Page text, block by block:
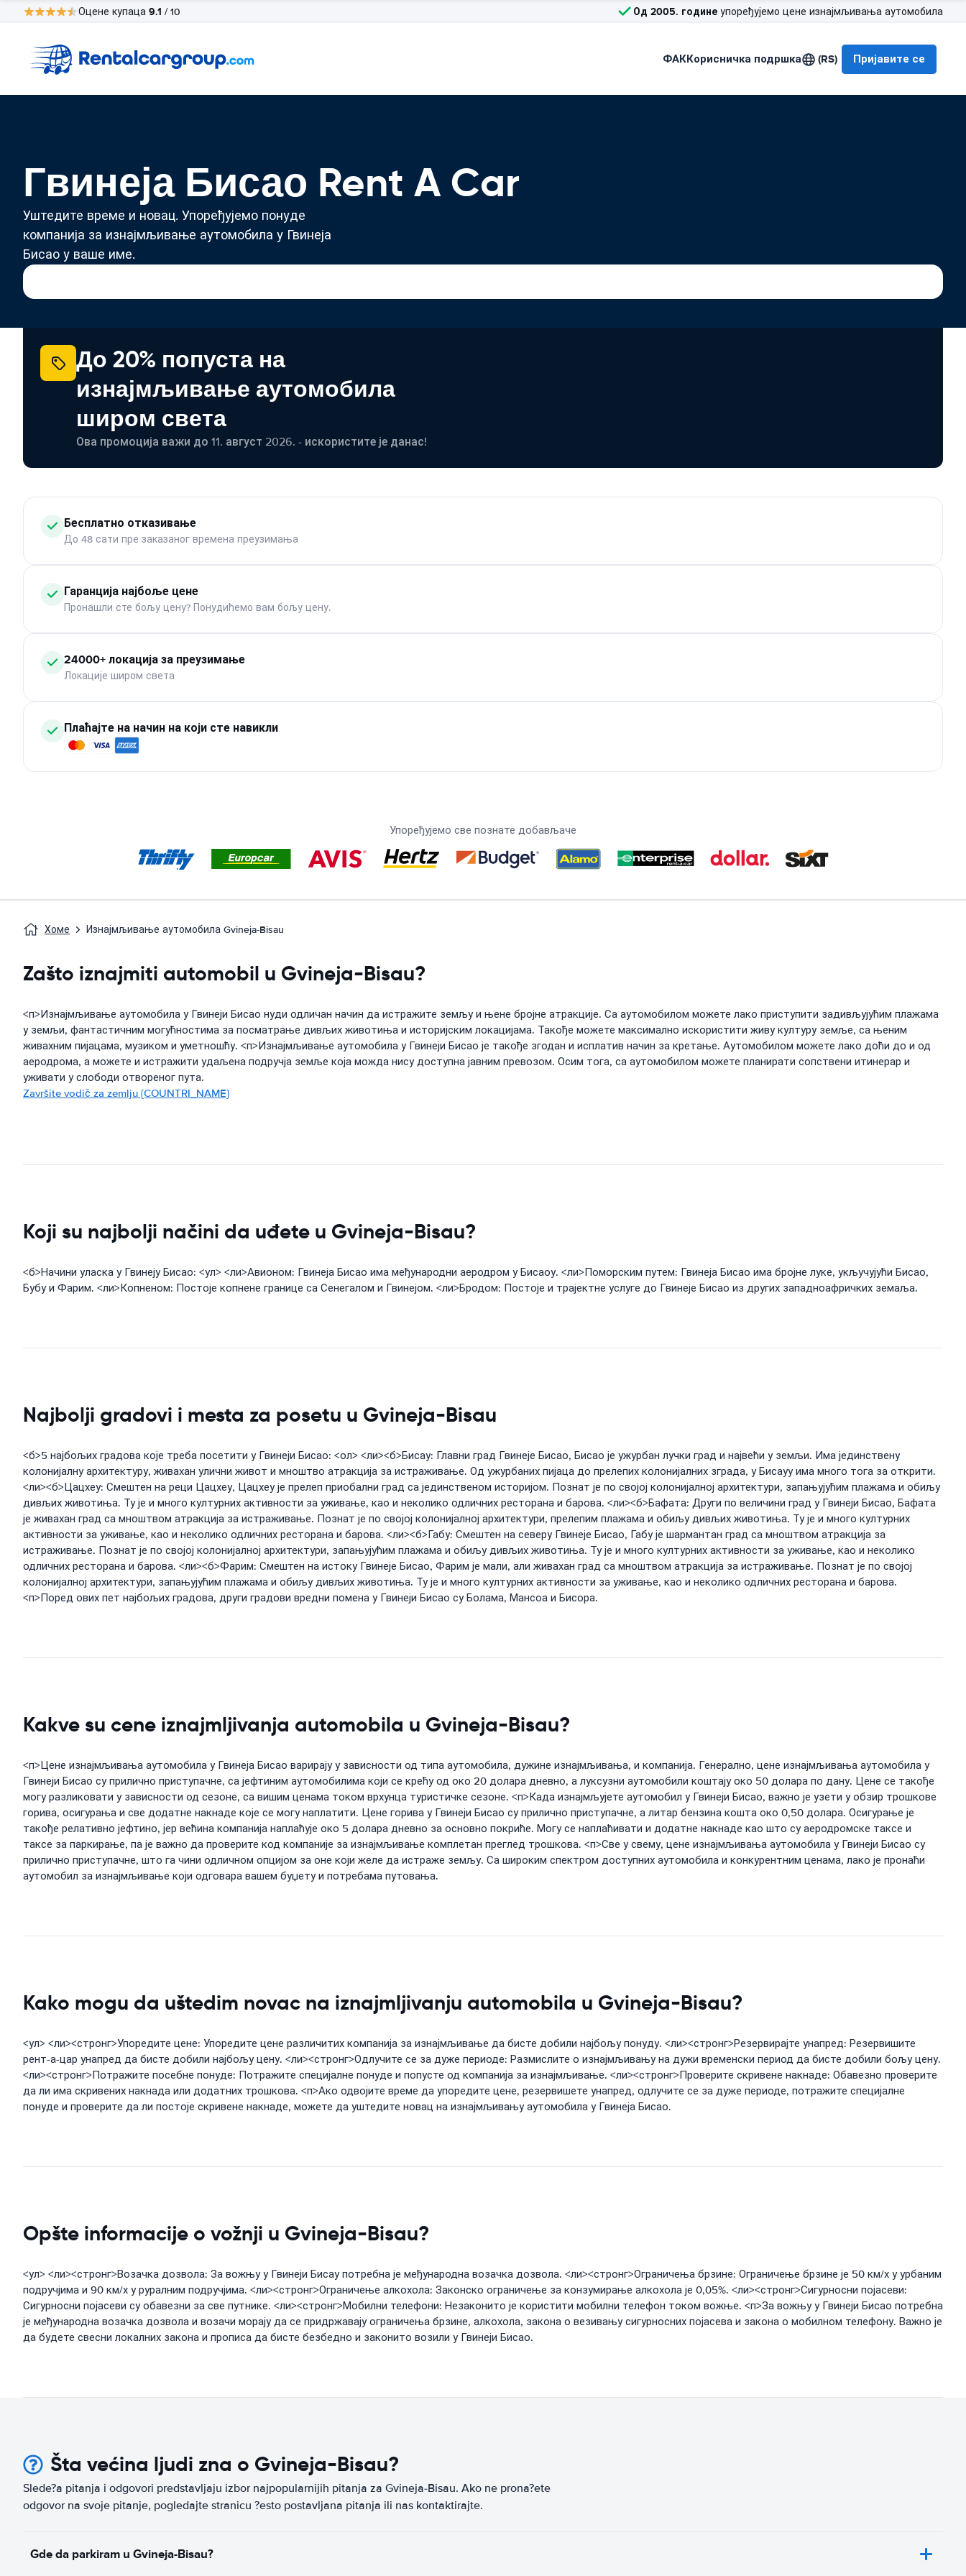
Оцене купаца 9.1 / 10 Од 2005. године упоређујемо цене изнајмљивања аутомобила
ФАККорисничка подршка (RS) Пријавите се
Гвинеја Бисао Rent A Car
Уштедите време и новац. Упоређујемо понуде
компанија за изнајмљивање аутомобила у Гвинеја
Бисао у ваше име.
До 20% попуста на
изнајмљивање аутомобила
широм света
Ова промоција важи до 11. август 2026. - искористите је данас!
Бесплатно отказивање
До 48 сати пре заказаног времена преузимања
Гаранција најбоље цене
Пронашли сте бољу цену? Понудићемо вам бољу цену.
24000+ локација за преузимање
Локације широм света
Плаћајте на начин на који сте навикли
Упоређујемо све познате добављаче
Хоме Изнајмљивање аутомобила Gvineja-Bisau
Zašto iznajmiti automobil u Gvineja-Bisau?
<п>Изнајмљивање аутомобила у Гвинеји Бисао нуди одличан начин да истражите земљу и њене бројне атракције. Са аутомобилом можете лако приступити задивљујућим плажама
у земљи, фантастичним могућностима за посматрање дивљих животиња и историјским локацијама. Такође можете максимално искористити живу културу земље, са њеним
живахним пијацама, музиком и уметношћу. <п>Изнајмљивање аутомобила у Гвинеји Бисао је такође згодан и исплатив начин за кретање. Аутомобилом можете лако доћи до и од
аеродрома, а можете и истражити удаљена подручја земље која можда нису доступна јавним превозом. Осим тога, са аутомобилом можете планирати сопствени итинерар и
уживати у слободи отвореног пута.
Završite vodič za zemlju {COUNTRI_NAME}
Koji su najbolji načini da uđete u Gvineja-Bisau?
<б>Начини уласка у Гвинеју Бисао: <ул> <ли>Авионом: Гвинеја Бисао има међународни аеродром у Бисаоу. <ли>Поморским путем: Гвинеја Бисао има бројне луке, укључујући Бисао,
Бубу и Фарим. <ли>Копненом: Постоје копнене границе са Сенегалом и Гвинејом. <ли>Бродом: Постоје и трајектне услуге до Гвинеје Бисао из других западноафричких земаља.
Najbolji gradovi i mesta za posetu u Gvineja-Bisau
<б>5 најбољих градова које треба посетити у Гвинеји Бисао: <ол> <ли><б>Бисау: Главни град Гвинеје Бисао, Бисао је ужурбан лучки град и највећи у земљи. Има јединствену
колонијалну архитектуру, живахан улични живот и мноштво атракција за истраживање. Од ужурбаних пијаца до прелепих колонијалних зграда, у Бисауу има много тога за открити.
<ли><б>Цацхеу: Смештен на реци Цацхеу, Цацхеу је прелеп приобални град са јединственом историјом. Познат је по својој колонијалној архитектури, запањујућим плажама и обиљу
дивљих животиња. Ту је и много културних активности за уживање, као и неколико одличних ресторана и барова. <ли><б>Бафата: Други по величини град у Гвинеји Бисао, Бафата
је живахан град са мноштвом атракција за истраживање. Познат је по својој колонијалној архитектури, прелепим плажама и обиљу дивљих животиња. Ту је и много културних
активности за уживање, као и неколико одличних ресторана и барова. <ли><б>Габу: Смештен на северу Гвинеје Бисао, Габу је шармантан град са мноштвом атракција за
истраживање. Познат је по својој колонијалној архитектури, запањујућим плажама и обиљу дивљих животиња. Ту је и много културних активности за уживање, као и неколико
одличних ресторана и барова. <ли><б>Фарим: Смештен на истоку Гвинеје Бисао, Фарим је мали, али живахан град са мноштвом атракција за истраживање. Познат је по својој
колонијалној архитектури, запањујућим плажама и обиљу дивљих животиња. Ту је и много културних активности за уживање, као и неколико одличних ресторана и барова.
<п>Поред ових пет најбољих градова, други градови вредни помена у Гвинеји Бисао су Болама, Мансоа и Бисора.
Kakve su cene iznajmljivanja automobila u Gvineja-Bisau?
<п>Цене изнајмљивања аутомобила у Гвинеја Бисао варирају у зависности од типа аутомобила, дужине изнајмљивања, и компанија. Генерално, цене изнајмљивања аутомобила у
Гвинеји Бисао су прилично приступачне, са јефтиним аутомобилима који се крећу од око 20 долара дневно, а луксузни аутомобили коштају око 50 долара по дану. Цене се такође
могу разликовати у зависности од сезоне, са вишим ценама током врхунца туристичке сезоне. <п>Када изнајмљујете аутомобил у Гвинеји Бисао, важно је узети у обзир трошкове
горива, осигурања и све додатне накнаде које се могу наплатити. Цене горива у Гвинеји Бисао су прилично приступачне, а литар бензина кошта око 0,50 долара. Осигурање је
такође релативно јефтино, јер већина компанија наплаћује око 5 долара дневно за основно покриће. Могу се наплаћивати и додатне накнаде као што су аеродромске таксе и
таксе за паркирање, па је важно да проверите код компаније за изнајмљивање комплетан преглед трошкова. <п>Све у свему, цене изнајмљивања аутомобила у Гвинеји Бисао су
прилично приступачне, што га чини одличном опцијом за оне који желе да истраже земљу. Са широким спектром доступних аутомобила и конкурентним ценама, лако је пронаћи
аутомобил за изнајмљивање који одговара вашем буџету и потребама путовања.
Kako mogu da uštedim novac na iznajmljivanju automobila u Gvineja-Bisau?
<ул> <ли><стронг>Упоредите цене: Упоредите цене различитих компанија за изнајмљивање да бисте добили најбољу понуду. <ли><стронг>Резервирајте унапред: Резервишите
рент-а-цар унапред да бисте добили најбољу цену. <ли><стронг>Одлучите се за дуже периоде: Размислите о изнајмљивању на дужи временски период да бисте добили бољу цену.
<ли><стронг>Потражите посебне понуде: Потражите специјалне понуде и попусте од компанија за изнајмљивање. <ли><стронг>Проверите скривене накнаде: Обавезно проверите
да ли има скривених накнада или додатних трошкова. <п>Ако одвојите време да упоредите цене, резервишете унапред, одлучите се за дуже периоде, потражите специјалне
понуде и проверите да ли постоје скривене накнаде, можете да уштедите новац на изнајмљивању аутомобила у Гвинеја Бисао.
Opšte informacije o vožnji u Gvineja-Bisau?
<ул> <ли><стронг>Возачка дозвола: За вожњу у Гвинеји Бисау потребна је међународна возачка дозвола. <ли><стронг>Ограничења брзине: Ограничење брзине је 50 км/х у урбаним
подручјима и 90 км/х у руралним подручјима. <ли><стронг>Ограничење алкохола: Законско ограничење за конзумирање алкохола је 0,05%. <ли><стронг>Сигурносни појасеви:
Сигурносни појасеви су обавезни за све путнике. <ли><стронг>Мобилни телефони: Незаконито је користити мобилни телефон током вожње. <п>За вожњу у Гвинеји Бисао потребна
је међународна возачка дозвола и возачи морају да се придржавају ограничења брзине, алкохола, закона о везивању сигурносних појасева и закона о мобилном телефону. Важно је
да будете свесни локалних закона и прописа да бисте безбедно и законито возили у Гвинеји Бисао.
Šta većina ljudi zna o Gvineja-Bisau?
Slede?a pitanja i odgovori predstavljaju izbor najpopularnijih pitanja za Gvineja-Bisau. Ako ne prona?ete
odgovor na svoje pitanje, pogledajte stranicu ?esto postavljana pitanja ili nas kontaktirajte.
Gde da parkiram u Gvineja-Bisau?